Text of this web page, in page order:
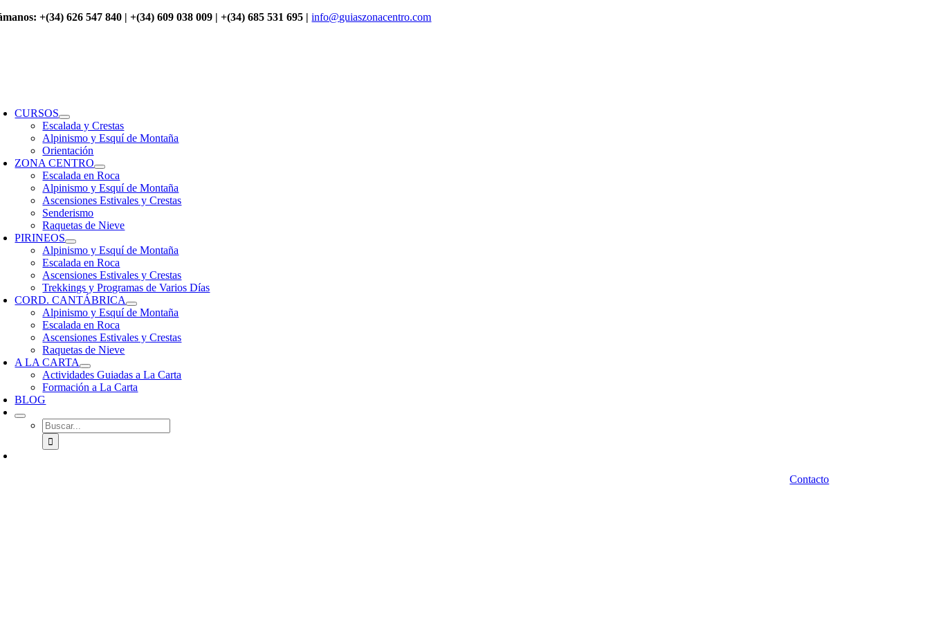
Saltar +(34) 626 547 840 | +(34) 609 038 009 | +(34) 685 531 695 | info@guiaszonacentro.com
CURSOS
Escalada y Crestas
Alpinismo y Esquí de Montaña
Orientación
ZONA CENTRO
Escalada en Roca
Alpinismo y Esquí de Montaña
Ascensiones Estivales y Crestas
Senderismo
Raquetas de Nieve
PIRINEOS
Alpinismo y Esquí de Montaña
Escalada en Roca
Ascensiones Estivales y Crestas
Trekkings y Programas de Varios Días
CORD. CANTÁBRICA
Alpinismo y Esquí de Montaña
Escalada en Roca
Ascensiones Estivales y Crestas
Raquetas de Nieve
A LA CARTA
Actividades Guiadas a La Carta
Formación a La Carta
BLOG
Buscar:
Contacto